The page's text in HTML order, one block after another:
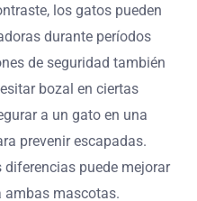
los gatos pueden
durante períodos
de seguridad también
bozal en ciertas
a un gato en una
prevenir escapadas.
diferencias puede mejorar
ambas mascotas.